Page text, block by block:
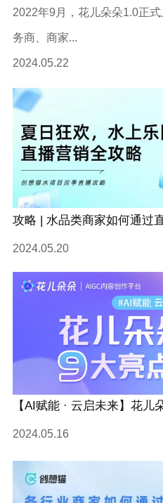
2022年9月，花儿朵朵1.0正
务商、商家...
2024.05.22
攻略 | 水品类商家如何通过
2024.05.20
2024.05.16